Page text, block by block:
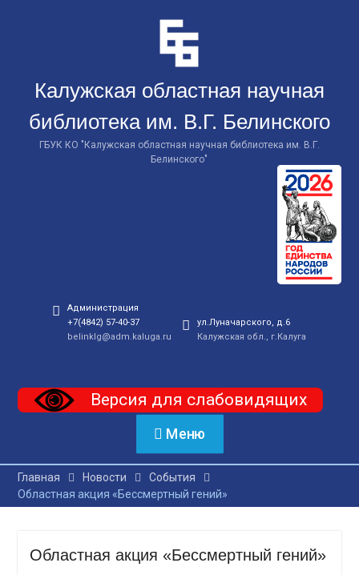
Калужская областная научная
библиотека им. В.Г. Белинского
ГБУК КО "Калужская областная научная библиотека им. В.Г.
Белинского"
Администрация
+7(4842) 57-40-37
belinklg@adm.kaluga.ru
ул.Луначарского, д.6
Калужская обл., г.Калуга
Версия для слабовидящих
Меню
Главная Новости
События
Областная акция «Бессмертный гений»
Областная акция «Бессмертный гений»